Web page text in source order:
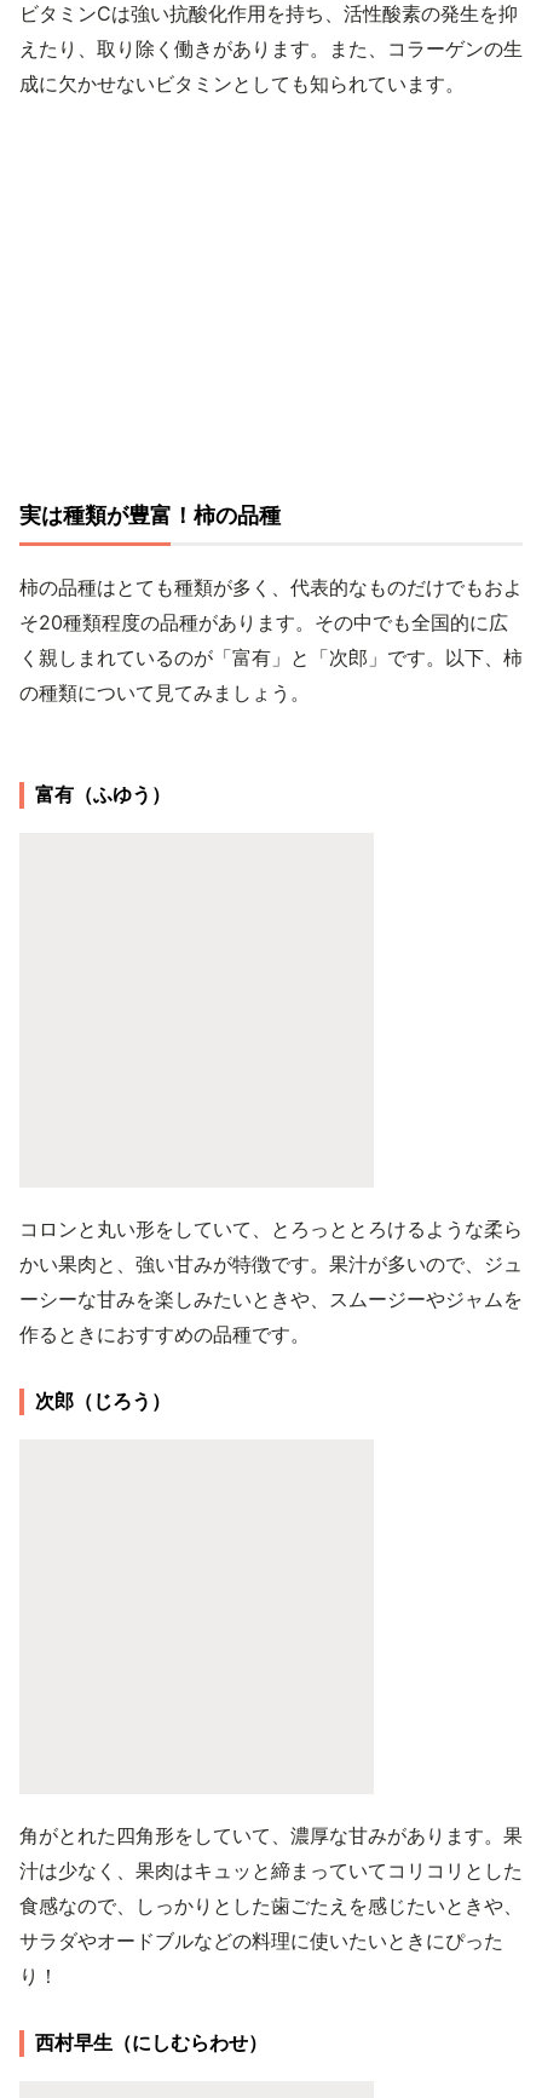
ビタミンCは強い抗酸化作用を持ち、活性酸素の発生を抑
えたり、取り除く働きがあります。また、コラーゲンの生
成に欠かせないビタミンとしても知られています。
実は種類が豊富！柿の品種
柿の品種はとても種類が多く、代表的なものだけでもおよ
そ20種類程度の品種があります。その中でも全国的に広
く親しまれているのが「富有」と「次郎」です。以下、柿
の種類について見てみましょう。
富有（ふゆう）
コロンと丸い形をしていて、とろっととろけるような柔ら
かい果肉と、強い甘みが特徴です。果汁が多いので、ジュ
ーシーな甘みを楽しみたいときや、スムージーやジャムを
作るときにおすすめの品種です。
次郎（じろう）
角がとれた四角形をしていて、濃厚な甘みがあります。果
汁は少なく、果肉はキュッと締まっていてコリコリとした
食感なので、しっかりとした歯ごたえを感じたいときや、
サラダやオードブルなどの料理に使いたいときにぴった
り！
西村早生（にしむらわせ）